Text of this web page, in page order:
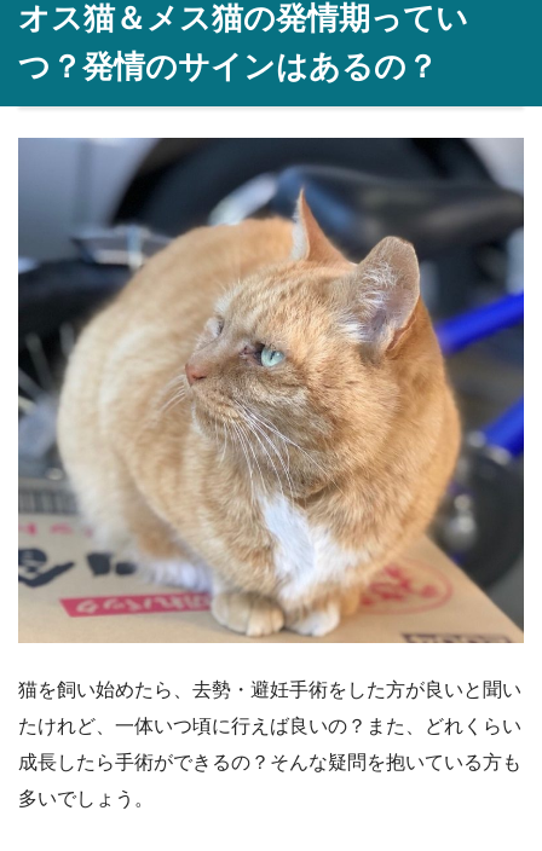
オス猫＆メス猫の発情期ってい
つ？発情のサインはあるの？
猫を飼い始めたら、去勢・避妊手術をした方が良いと聞い
たけれど、一体いつ頃に行えば良いの？また、どれくらい
成長したら手術ができるの？そんな疑問を抱いている方も
多いでしょう。